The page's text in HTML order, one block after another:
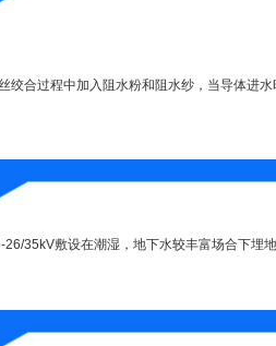
绞合过程中加入阻水粉和阻水纱，当导体进
35kV敷设在潮湿，地下水较丰富场合下埋